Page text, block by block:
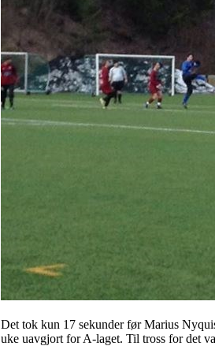
Det tok kun 17 sekunder før Marius
uke uavgjort for A-laget. Til tross for det